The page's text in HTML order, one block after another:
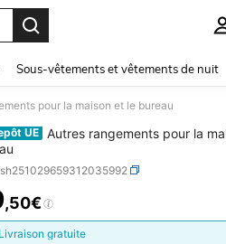
Sous-vêtements et vêtements de nuit
pour la maison et le bureau
UE
Autres rangements pour la
AND
,50€
Livraison gratuite